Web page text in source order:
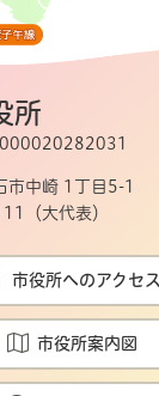
所
中崎 1丁目5-1
（大代表）
市役所へのアクセス
市役所案内図